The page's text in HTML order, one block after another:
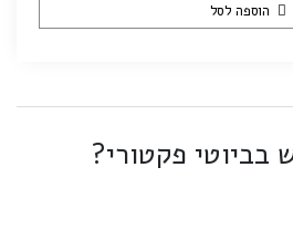
הוספה לסל
בביוטי פקטורי?